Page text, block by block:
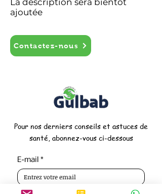
La description sera bientôt
ajoutée
Contactez-nous
Pour nos derniers conseils et astuces de
santé, abonnez-vous ci-dessous
E-mail *